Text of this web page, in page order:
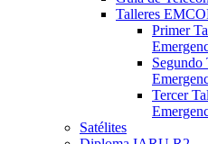
Talleres
Primer
Segundo
Tercer
Satélites